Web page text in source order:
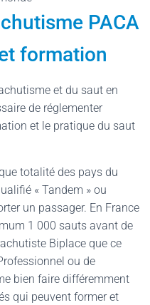
PACA
formation
et du saut en
de réglementer
et le pratique du saut
totalité des pays du
« Tandem » ou
un passager. En France
1 000 sauts avant de
Biplace que ce
ou de
bien faire différemment
qui peuvent former et